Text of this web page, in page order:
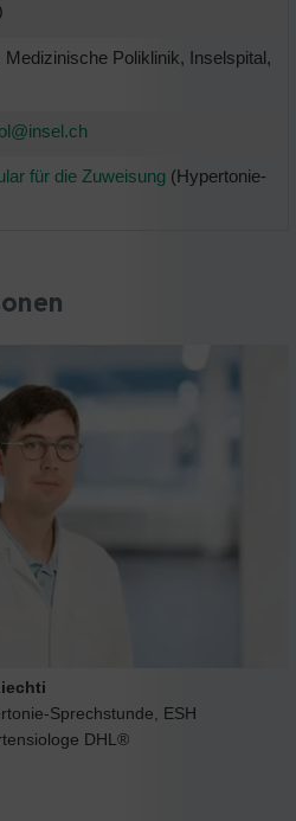
Poliklinik, Inselspital,
insel.ch
für die Zuweisung (Hypertonie-
Sprechstunde, ESH
DHL®